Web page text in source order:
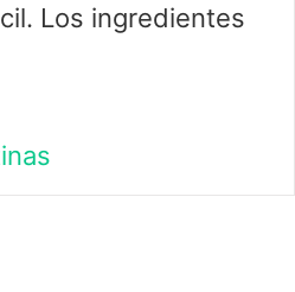
Los ingredientes